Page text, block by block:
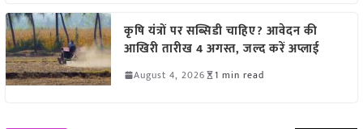
कृषि यंत्रों पर सब्सिडी चाहिए? आवेदन की
आखिरी तारीख 4 अगस्त, जल्द करें अप्लाई
August 4, 2026 1 min read